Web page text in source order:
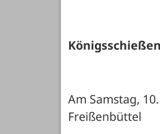
Am Samstag,
Freißenbüttel